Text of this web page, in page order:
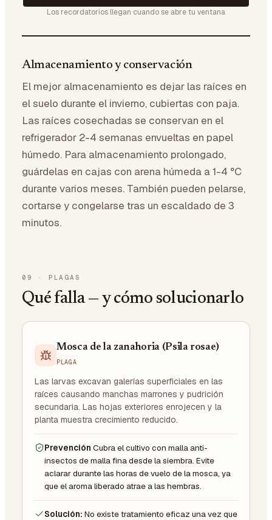
Los recordatorios llegan cuando se abre tu ventana
Almacenamiento y conservación
El mejor almacenamiento es dejar las raíces en
el suelo durante el invierno, cubiertas con paja.
Las raíces cosechadas se conservan en el
refrigerador 2-4 semanas envueltas en papel
húmedo. Para almacenamiento prolongado,
guárdelas en cajas con arena húmeda a 1-4 °C
durante varios meses. También pueden pelarse,
cortarse y congelarse tras un escaldado de 3
minutos.
09 · PLAGAS
Qué falla — y cómo solucionarlo
Mosca de la zanahoria (Psila rosae)
PLAGA
Las larvas excavan galerías superficiales en las
raíces causando manchas marrones y pudrición
secundaria. Las hojas exteriores enrojecen y la
planta muestra crecimiento reducido.
Prevención Cubra el cultivo con malla anti-
insectos de malla fina desde la siembra. Evite
aclarar durante las horas de vuelo de la mosca, ya
que el aroma liberado atrae a las hembras.
Solución: No existe tratamiento eficaz una vez que